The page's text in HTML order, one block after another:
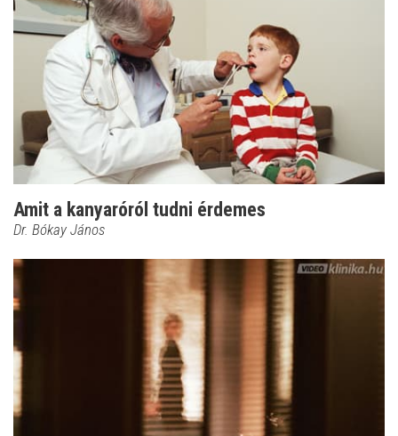
Amit a kanyaróról tudni érdemes
Dr. Bókay János